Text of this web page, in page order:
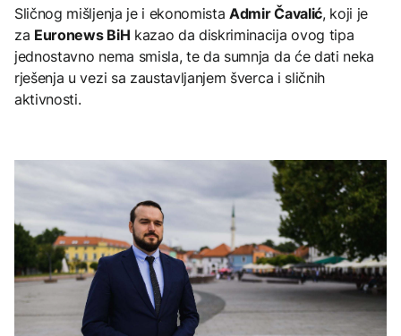
Sličnog mišljenja je i ekonomistaAdmir Čavalić, koji je
za Euronews BiH kazao da diskriminacija ovog tipa
jednostavno nema smisla, te da sumnja da će dati neka
rješenja u vezi sa zaustavljanjem šverca i sličnih
aktivnosti.